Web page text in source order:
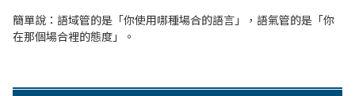
簡單說：語域管的是「你使用哪種場合的語言」，語氣管的是「你
在那個場合裡的態度」。